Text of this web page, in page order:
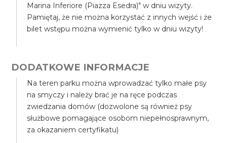
Marina Inferiore (Piazza Esedra)" w dniu wizyty.
Pamiętaj, że nie można korzystać z innych wejść i że
bilet wstępu można wymienić tylko w dniu wizyty!
DODATKOWE INFORMACJE
Na teren parku można wprowadzać tylko małe psy
na smyczy i należy brać je na ręce podczas
zwiedzania domów (dozwolone są również psy
służbowe pomagające osobom niepełnosprawnym,
za okazaniem certyfikatu)